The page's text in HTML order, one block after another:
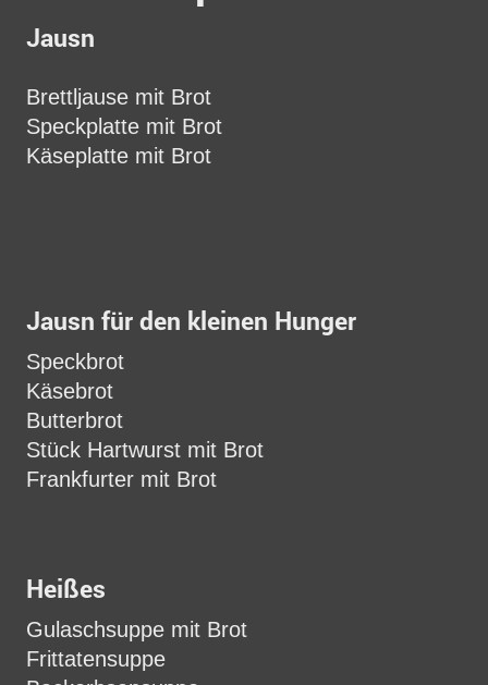
Jausn
Brettljause mit Brot
Speckplatte mit Brot
Käseplatte mit Brot
Jausn für den kleinen Hunger
Speckbrot
Käsebrot
Butterbrot
Stück Hartwurst mit Brot
Frankfurter mit Brot
Heißes
Gulaschsuppe mit Brot
Frittatensuppe